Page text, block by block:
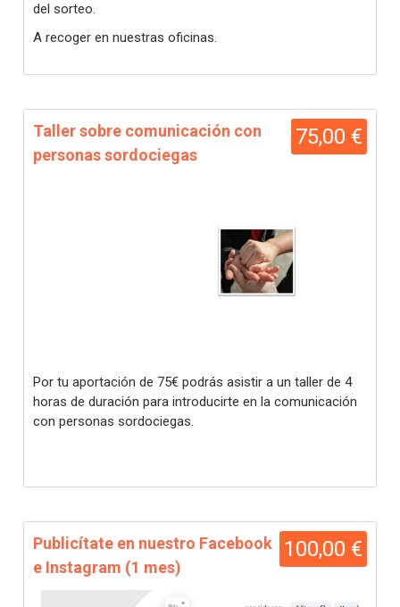
del sorteo.
A recoger en nuestras oficinas.
75,00 €
Taller sobre comunicación con
personas sordociegas
Por tu aportación de 75€ podrás asistir a un taller de 4
horas de duración para introducirte en la comunicación
con personas sordociegas.
100,00 €
Publicítate en nuestro Facebook
e Instagram (1 mes)